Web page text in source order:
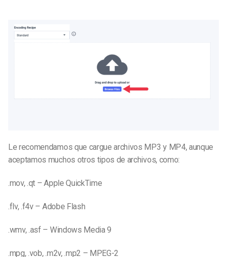
Le recomendamos que cargue archivos MP3 y MP4, aunque
aceptamos muchos otros tipos de archivos, como:
.mov, .qt – Apple QuickTime
.flv, .f4v – Adobe Flash
.wmv, .asf – Windows Media 9
.mpg, .vob, .m2v, .mp2 – MPEG-2